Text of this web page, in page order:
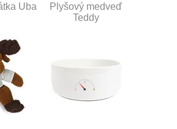
Uba
Plyšový medveď
Teddy